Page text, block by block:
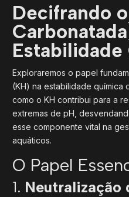
Decifrando
Estabilidade
Exploraremos o papel
(KH) na estabilidade química
como o KH contribui para a
extremas de pH,
esse componente vital na
aquáticos.
O Papel
1. Neutralização